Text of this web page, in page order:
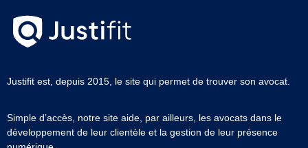
Justifit est, depuis 2015, le site qui permet de trouver son avocat.
Simple d’accès, notre site aide, par ailleurs, les avocats dans le
développement de leur clientèle et la gestion de leur présence